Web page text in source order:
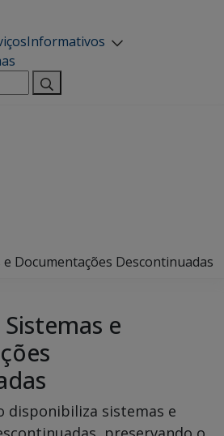
Informativos
Documentações Descontinuadas
e
disponibiliza sistemas e